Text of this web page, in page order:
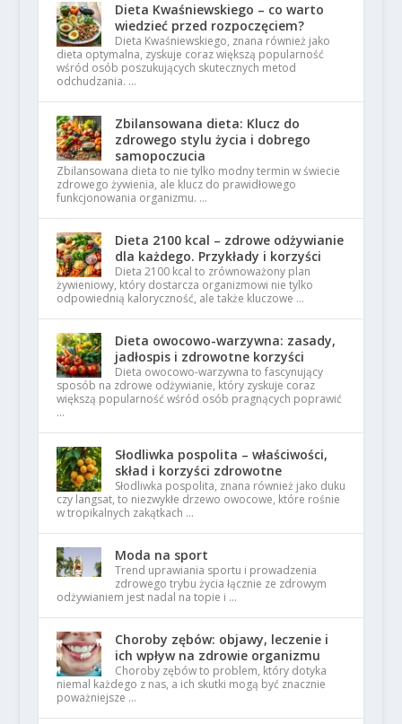
Dieta Kwaśniewskiego – co warto
wiedzieć przed rozpoczęciem?
Dieta Kwaśniewskiego, znana również jako
dieta optymalna, zyskuje coraz większą popularność
wśród osób poszukujących skutecznych metod
odchudzania. …
Zbilansowana dieta: Klucz do
zdrowego stylu życia i dobrego
samopoczucia
Zbilansowana dieta to nie tylko modny termin w świecie
zdrowego żywienia, ale klucz do prawidłowego
funkcjonowania organizmu. …
Dieta 2100 kcal – zdrowe odżywianie
dla każdego. Przykłady i korzyści
Dieta 2100 kcal to zrównoważony plan
żywieniowy, który dostarcza organizmowi nie tylko
odpowiednią kaloryczność, ale także kluczowe …
Dieta owocowo-warzywna: zasady,
jadłospis i zdrowotne korzyści
Dieta owocowo-warzywna to fascynujący
sposób na zdrowe odżywianie, który zyskuje coraz
większą popularność wśród osób pragnących poprawić
…
Słodliwka pospolita – właściwości,
skład i korzyści zdrowotne
Słodliwka pospolita, znana również jako duku
czy langsat, to niezwykłe drzewo owocowe, które rośnie
w tropikalnych zakątkach …
Moda na sport
Trend uprawiania sportu i prowadzenia
zdrowego trybu życia łącznie ze zdrowym
odżywianiem jest nadal na topie i …
Choroby zębów: objawy, leczenie i
ich wpływ na zdrowie organizmu
Choroby zębów to problem, który dotyka
niemal każdego z nas, a ich skutki mogą być znacznie
poważniejsze …